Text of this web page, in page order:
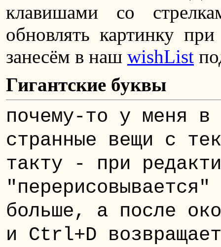
клавишами со
обновлять картинку
занесём в наш wishList
Гигантские буквы
почему-то у меня
странные вещи с
такту - при
больше, а после
и Ctrl+D